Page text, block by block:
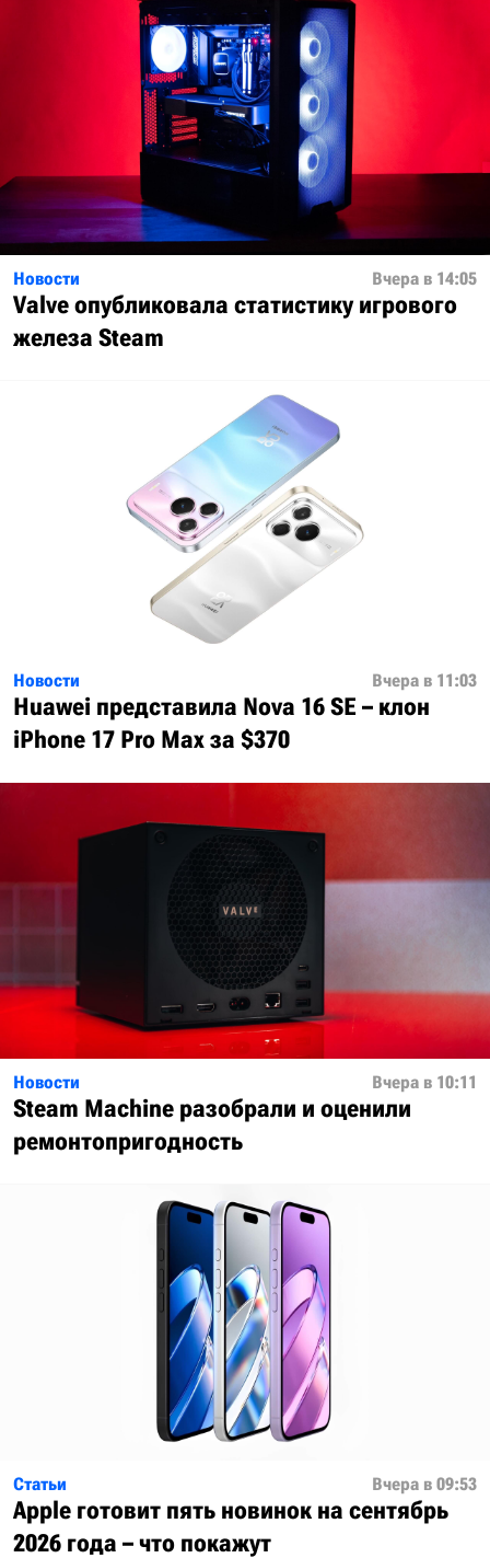
Новости Вчера в 14:05
Valve опубликовала статистику игрового
железа Steam
Новости Вчера в 11:03
Huawei представила Nova 16 SE – клон
iPhone 17 Pro Max за $370
Новости Вчера в 10:11
Steam Machine разобрали и оценили
ремонтопригодность
Статьи Вчера в 09:53
Apple готовит пять новинок на сентябрь
2026 года – что покажут